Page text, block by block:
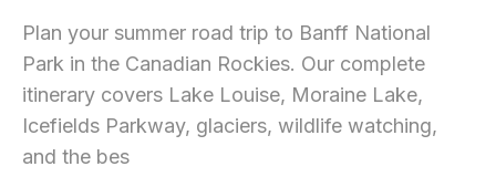
Plan your summer road trip to Banff National
Park in the Canadian Rockies. Our complete
itinerary covers Lake Louise, Moraine Lake,
Icefields Parkway, glaciers, wildlife watching,
and the bes